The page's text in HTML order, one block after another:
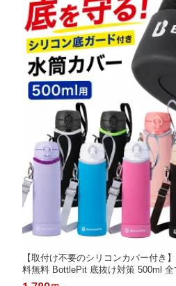
【取付け不要のシリコンカバー付き
料無料 BottlePit 底抜け対策 500ml
ーストラップ 水筒ホルダー こども